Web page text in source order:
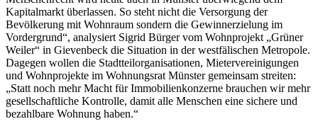
Kapitalmarkt überlassen. So steht nicht die Versorgung der
Bevölkerung mit Wohnraum sondern die Gewinnerzielung im
Vordergrund“, analysiert Sigrid Bürger vom Wohnprojekt „Grüner
Weiler“ in Gievenbeck die Situation in der westfälischen Metropole.
Dagegen wollen die Stadtteilorganisationen, Mietervereinigungen
und Wohnprojekte im Wohnungsrat Münster gemeinsam streiten:
„Statt noch mehr Macht für Immobilienkonzerne brauchen wir mehr
gesellschaftliche Kontrolle, damit alle Menschen eine sichere und
bezahlbare Wohnung haben.“